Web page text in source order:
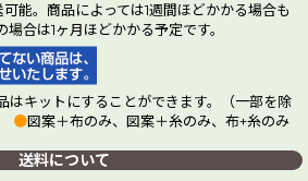
能。商品によっては1週間ほどかかる場合も
合は1ヶ月ほどかかる予定です。
はキットにすることができます。（一部を除
●図案＋布のみ、図案＋糸のみ、布+糸のみ
送料について